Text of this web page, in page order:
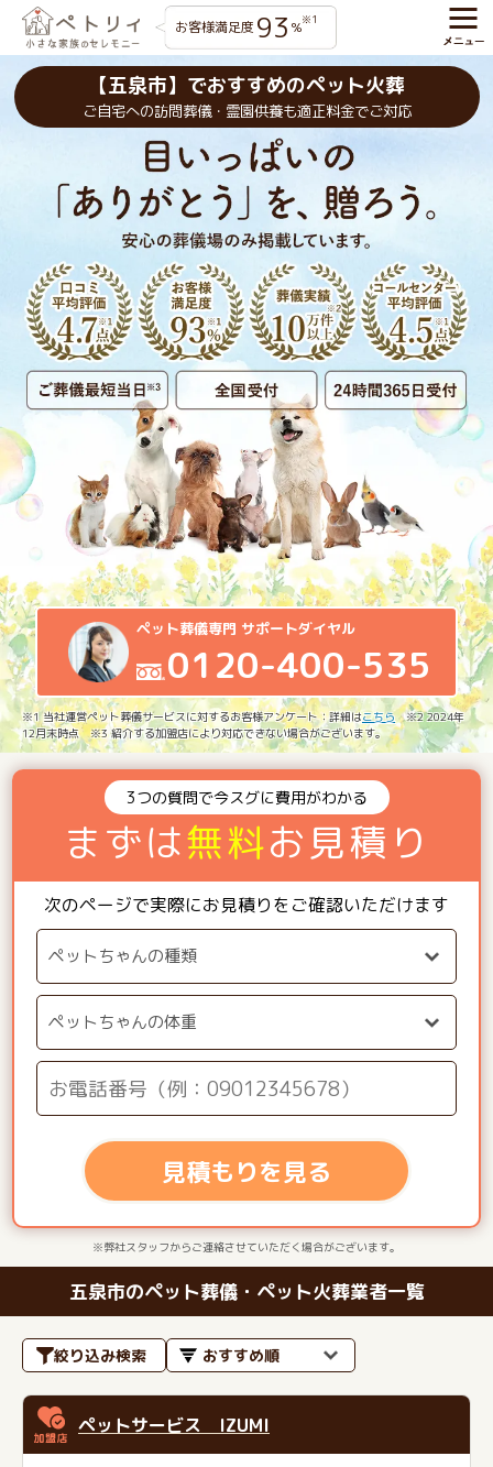
お客様満足度 93 %※1
【五泉市】でおすすめのペット火葬
ご自宅への訪問葬儀・霊園供養も適正料金でご対応
ペット葬儀専門 サポートダイヤル
0120-400-535
※1 当社運営ペット葬儀サービスに対するお客様アンケート：詳細はこちら ※2 2024年
12月末時点 ※3 紹介する加盟店により対応できない場合がございます。
3つの質問で今スグに費用がわかる
まずは無料お見積り
次のページで実際にお見積りをご確認いただけます
見積もりを見る
※弊社スタッフからご連絡させていただく場合がございます。
五泉市のペット葬儀・ペット火葬業者一覧
絞り込み検索
ペットサービス IZUMI